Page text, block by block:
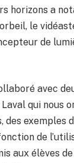
horizons a
le
de
avec
qui nous
des exemples
de
aux élèves